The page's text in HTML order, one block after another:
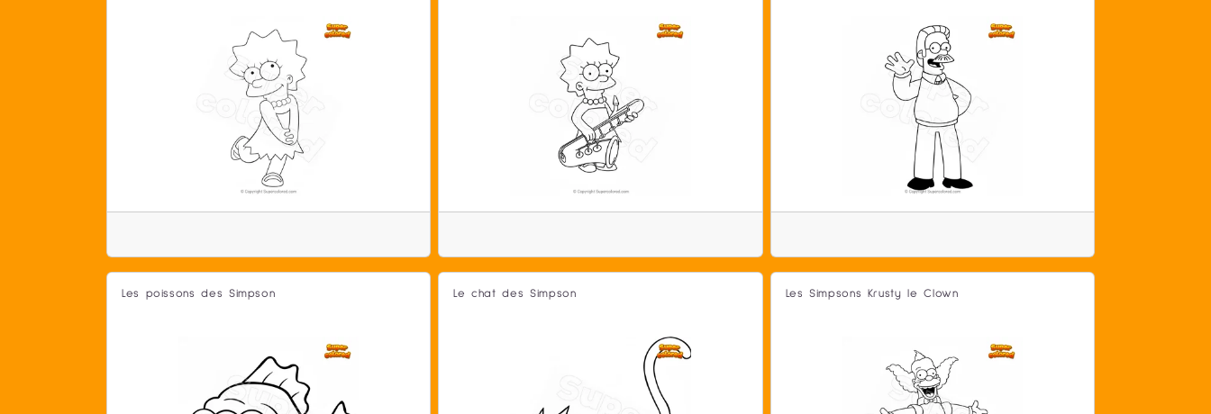
Les poissons des Simpson Le chat des Simpson Les Simpsons Krusty le Clown